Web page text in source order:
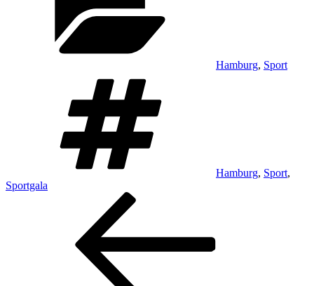
Hamburg, Sport
Hamburg, Sport,
Sportgala
Beitragsnavigation